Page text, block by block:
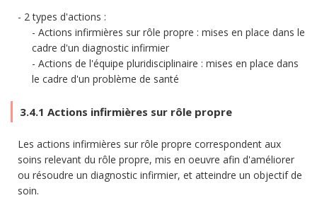
2 types d'actions :
Actions infirmières sur rôle propre : mises en place dans le
cadre d'un diagnostic infirmier
Actions de l'équipe pluridisciplinaire : mises en place dans
le cadre d'un problème de santé
3.4.1 Actions infirmières sur rôle propre
Les actions infirmières sur rôle propre correspondent aux
soins relevant du rôle propre, mis en oeuvre afin d'améliorer
ou résoudre un diagnostic infirmier, et atteindre un objectif de
soin.